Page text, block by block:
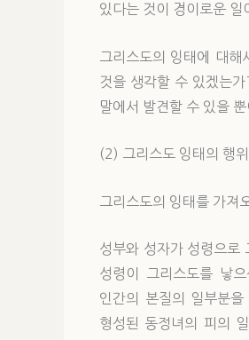
있다는 것이 경이로운 일
그리스도의 잉태에 대
것을 생각할 수 있겠는
말에서 발견할 수 있을
(2) 그리스도 잉태의 행
그리스도의 잉태를 가져
성부와 성자가 성령으로
성령이 그리스도를 낳
인간의 본질의 일부분
형성된 동정녀의 피의